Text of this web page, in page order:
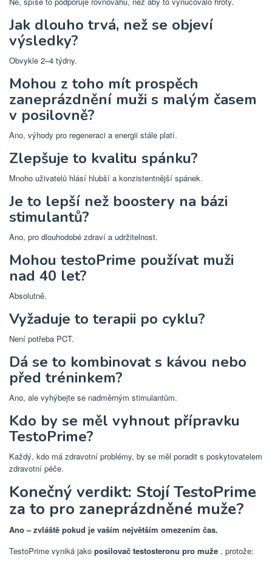
Jak dlouho trvá, než se objeví
výsledky?
Obvykle 2–4 týdny.
Mohou z toho mít prospěch
zaneprázdnění muži s malým časem
v posilovně?
Ano, výhody pro regeneraci a energii stále platí.
Zlepšuje to kvalitu spánku?
Mnoho uživatelů hlásí hlubší a konzistentnější spánek.
Je to lepší než boostery na bázi
stimulantů?
Ano, pro dlouhodobé zdraví a udržitelnost.
Mohou testoPrime používat muži
nad 40 let?
Absolutně.
Vyžaduje to terapii po cyklu?
Není potřeba PCT.
Dá se to kombinovat s kávou nebo
před tréninkem?
Ano, ale vyhýbejte se nadměrným stimulantům.
Kdo by se měl vyhnout přípravku
TestoPrime?
Každý, kdo má zdravotní problémy, by se měl poradit s poskytovatelem
zdravotní péče.
Konečný verdikt: Stojí TestoPrime
za to pro zaneprázdněné muže?
Ano – zvláště pokud je vaším největším omezením čas.
TestoPrime vyniká jako posilovač testosteronu pro muže , protože: